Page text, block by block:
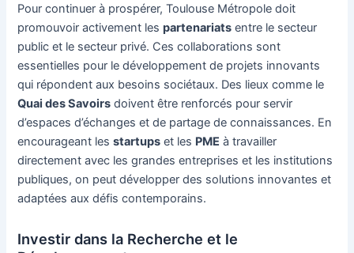
Pour continuer à prospérer, Toulouse Métropole doit
promouvoir activement lespartenariats entre le secteur
public et le secteur privé. Ces collaborations sont
essentielles pour le développement de projets innovants
qui répondent aux besoins sociétaux. Des lieux comme le
Quai des Savoirs doivent être renforcés pour servir
d’espaces d’échanges et de partage de connaissances. En
encourageant lesstartups et les PME à travailler
directement avec les grandes entreprises et les institutions
publiques, on peut développer des solutions innovantes et
adaptées aux défis contemporains.
Investir dans la Recherche et le